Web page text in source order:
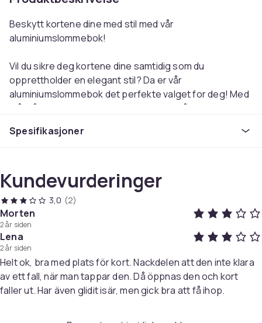
Beskytt kortene dine med stil med vår
aluminiumslommebok!
Vil du sikre deg kortene dine samtidig som du
opprettholder en elegant stil? Da er vår
aluminiumslommebok det perfekte valget for deg! Med
mål på 11 x 7,5 cm er den kompakt nok til å passe i
Med aluminiumsdeksler som effektivt blokkerer RFID-
lesere, kan du være sikker på at kortene og
personopplysningene dine forblir beskyttet mot
uønsket lesing og skimming. Det er sikkerhet og stil i
ett!
6 lommer for optimal organisering
Slutt å lete etter kortene dine i en rotete lommebok. Vår
Spesifikasjoner
Kundevurderinger
3,0 (2)
Morten
2 år siden
Lena
2 år siden
Helt ok, bra med plats för kort. Nackdelen att den inte klara
av ett fall, när man tappar den. Då öppnas den och kort
faller ut. Har även glidit isär, men gick bra att få ihop.